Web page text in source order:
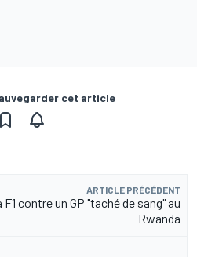
cet article
ARTICLE PRÉCÉDENT
contre un GP "taché de sang" au
Rwanda